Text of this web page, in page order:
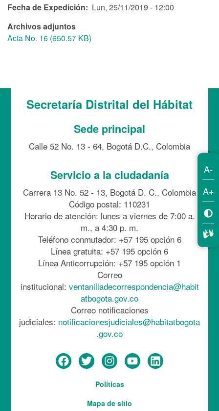
Fecha de Expedición
Lun, 25/11/2019 - 12:00
Archivos adjuntos
Acta No. 16 (650.57 KB)
Secretaría Distrital del Hábitat
Sede principal
Calle 52 No. 13 - 64, Bogotá D.C., Colombia
Servicio a la ciudadanía
Carrera 13 No. 52 - 13, Bogotá D. C., Colombia
Código postal: 110231
Horario de atención: lunes a viernes de 7:00 a.
m., a 4:30 p. m.
Teléfono conmutador: +57 195 opción 6
Línea gratuita: +57 195 opción 6
Línea Anticorrupción: +57 195 opción 1
Correo
institucional: ventanilladecorrespondencia@habit
atbogota.gov.co
Correo notificaciones
judiciales: notificacionesjudiciales@habitatbogota
.gov.co
Políticas
Mapa de sitio
A-
A+